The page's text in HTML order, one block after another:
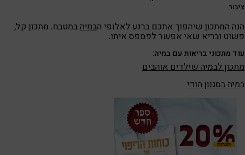
ציבור
הנה המתכון שיהפוך אתכם ברגע לאלופי הבמיהבמטבח. מתכון קל,
פשוט ובריא שאי אפשר לפספס איתו.
עוד מתכוני בריאות עם במיה:
מתכון לבמיה שילדים אוהבים
במיה בסגנון הודי